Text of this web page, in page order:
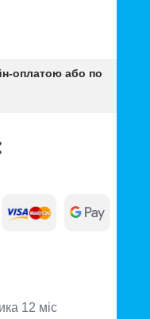
оплатою або по
12 міс